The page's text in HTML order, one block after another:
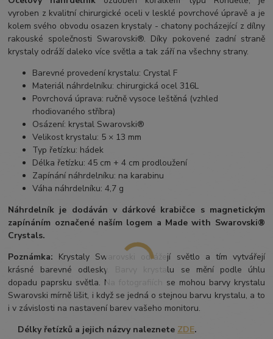
vyroben z kvalitní chirurgické oceli v lesklé povrchové úpravě a je
kolem svého obvodu osazen krystaly - chatony pocházející z dílny
rakouské společnosti Swarovski®. Díky pokovené zadní straně
krystaly odráží daleko více světla a tak září na všechny strany.
Barevné provedení krystalu: Crystal F
Materiál náhrdelníku: chirurgická ocel 316L
Povrchová úprava: ručně vysoce leštěná (vzhled
rhodiovaného stříbra)
Osázení: krystal Swarovski®
Velikost krystalu: 5 × 13 mm
Typ řetízku: hádek
Délka řetízku: 45 cm + 4 cm prodloužení
Zapínání náhrdelníku: na karabinu
Váha náhrdelníku: 4,7 g
Náhrdelník je dodáván v dárkové krabičce s magnetickým
zapínáním označené naším logem a Made with Swarovski®
Crystals.
Poznámka: Krystaly Swarovski odrážejí světlo a tím vytvářejí
krásné barevné odlesky. Barvy krystalu se mění podle úhlu
dopadu paprsku světla. Na fotografiích se mohou barvy krystalu
Swarovski mírně lišit, i když se jedná o stejnou barvu krystalu, a to
i v závislosti na nastavení barev vašeho monitoru.
Délky řetízků a jejich názvy naleznete ZDE.